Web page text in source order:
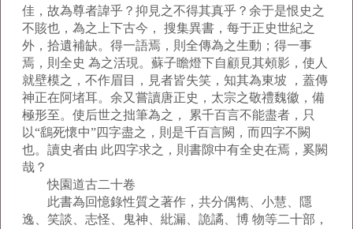
佳，故為尊者諱乎？抑見之不得其真乎？余于是恨史之
不賅也，為之上下古今， 搜集異書，每于正史世紀之
外，拾遺補缺。得一語焉，則全傳為之生動；得一事
焉，則全史 為之活現。蘇子瞻燈下自顧見其頰影，使人
就壁模之，不作眉目，見者皆失笑，知其為東坡 ，蓋傳
神正在阿堵耳。余又嘗讀唐正史，太宗之敬禮魏徽，備
極形至。使后世之拙筆為之， 累千百言不能盡者，只
以“鷂死懷中”四字盡之，則是千百言闕，而四字不闕
也。讀史者由 此四字求之，則書隙中有全史在焉，奚闕
哉？
快園道古二十卷
此書為回憶錄性質之著作，共分偶雋、小慧、隱
逸、笑談、志怪、鬼神、紕漏、詭譎、博 物等二十部，